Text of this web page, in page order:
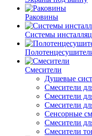
Раковины
Системы
Смесители
Душевые
Смесители
Смесители
Смесители
Сенсорные
Смесители
Смесители